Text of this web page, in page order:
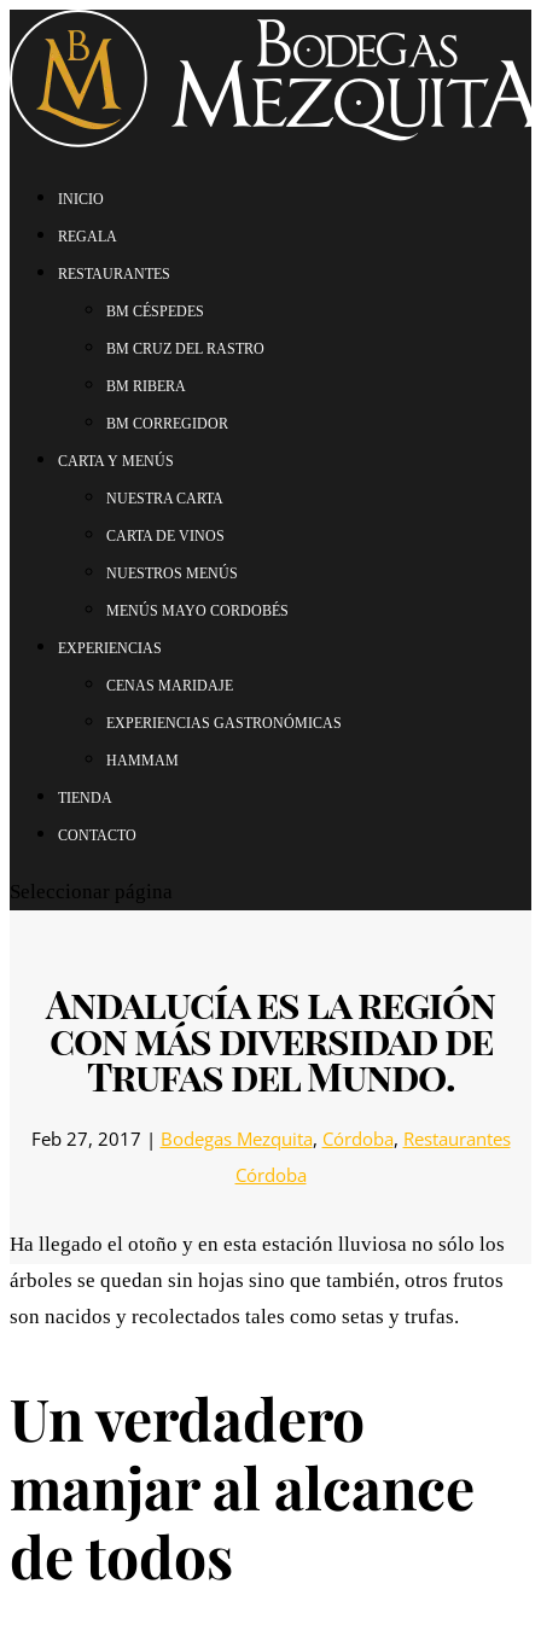
INICIO
REGALA
RESTAURANTES
BM CÉSPEDES
BM CRUZ DEL RASTRO
BM RIBERA
BM CORREGIDOR
CARTA Y MENÚS
NUESTRA CARTA
CARTA DE VINOS
NUESTROS MENÚS
MENÚS MAYO CORDOBÉS
EXPERIENCIAS
CENAS MARIDAJE
EXPERIENCIAS GASTRONÓMICAS
HAMMAM
TIENDA
CONTACTO
Seleccionar página
Andalucía es la región
con más diversidad de
Trufas del Mundo.
Feb 27, 2017 | Bodegas Mezquita, Córdoba, Restaurantes
Córdoba
Ha llegado el otoño y en esta estación lluviosa no sólo los
árboles se quedan sin hojas sino que también, otros frutos
son nacidos y recolectados tales como setas y trufas.
Un verdadero
manjar al alcance
de todos